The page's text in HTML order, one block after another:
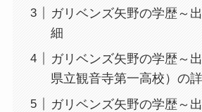
ガリベンズ矢野の学歴～
細
ガリベンズ矢野の学歴～
県立観音寺第一高校）の
ガリベンズ矢野の学歴～